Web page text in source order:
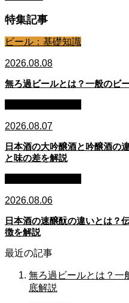
特集記事
ビール：基礎知識
2026.08.08
無ろ過ビールとは？一般のビ
2026.08.07
日本酒の大吟醸酒と吟醸酒の
と味の差を解説
2026.08.06
日本酒の速醸酛の違いとは？
徴を解説
最近の記事
無ろ過ビールとは？一
底解説